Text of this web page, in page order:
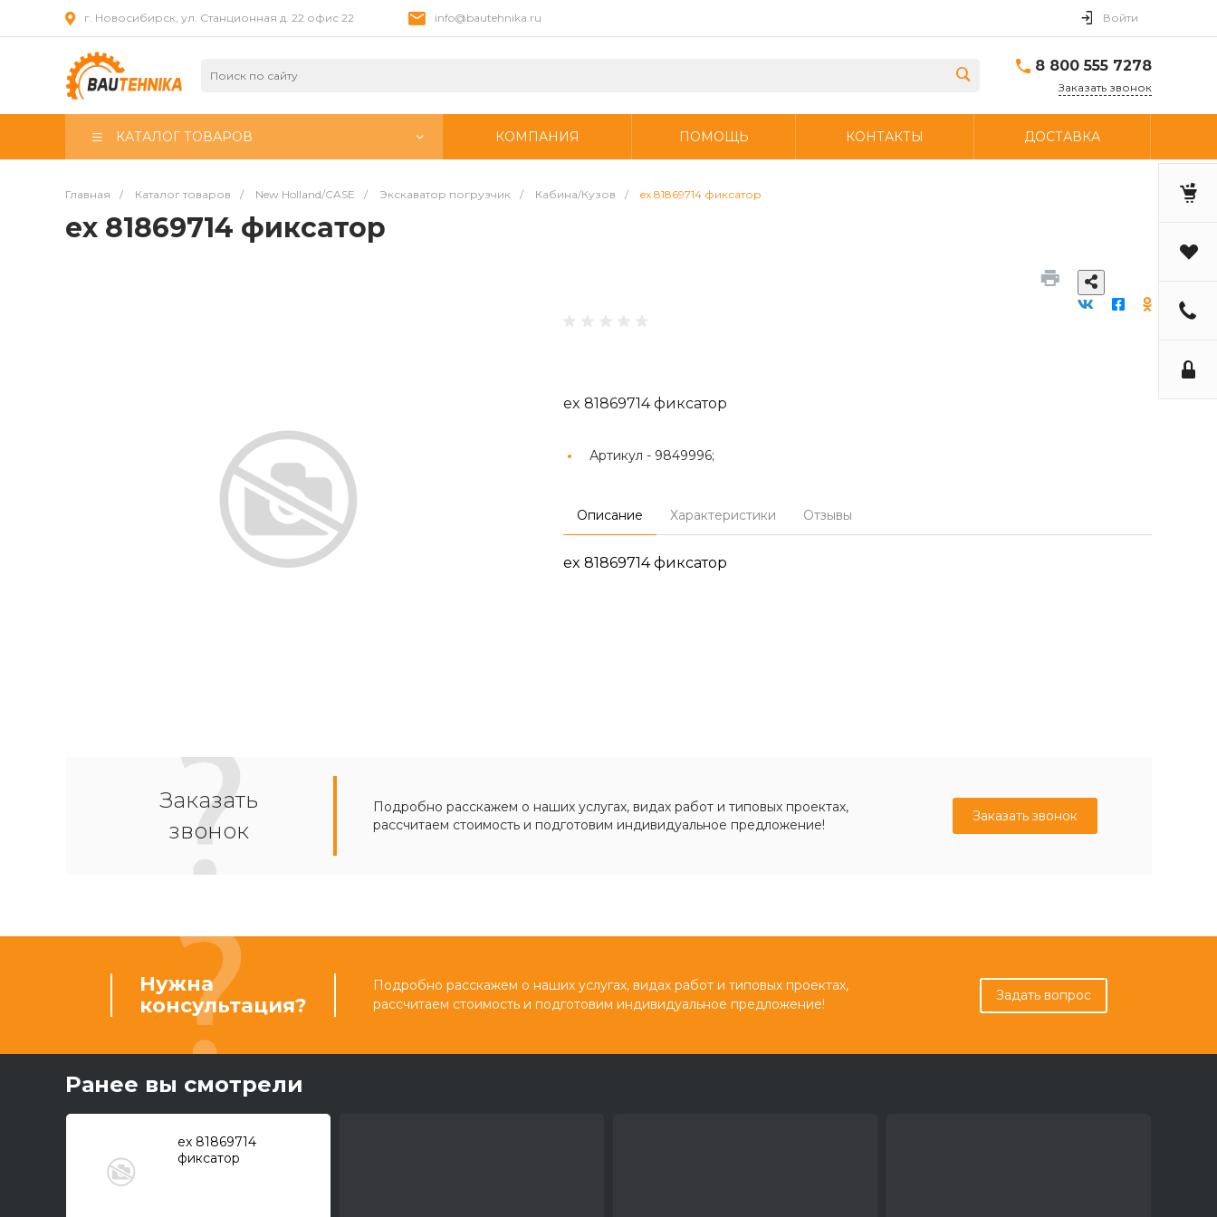
г. Новосибирск, ул. Станционная д. 22 офис 22 info@bautehnika.ru Войти
8 800 555 7278
Заказать звонок
КАТАЛОГ ТОВАРОВ КОМПАНИЯ ПОМОЩЬ КОНТАКТЫ ДОСТАВКА
Главная / Каталог товаров / New Holland/CASE / Экскаватор погрузчик / Кабина/Кузов / ex 81869714 фиксатор
ex 81869714 фиксатор
ex 81869714 фиксатор
Артикул - 9849996;
Описание Характеристики Отзывы
ex 81869714 фиксатор
Заказать
звонок
Подробно расскажем о наших услугах, видах работ и типовых проектах,
рассчитаем стоимость и подготовим индивидуальное предложение!
Заказать звонок
Нужна
консультация?
Подробно расскажем о наших услугах, видах работ и типовых проектах,
рассчитаем стоимость и подготовим индивидуальное предложение!
Задать вопрос
Ранее вы смотрели
ex 81869714
фиксатор